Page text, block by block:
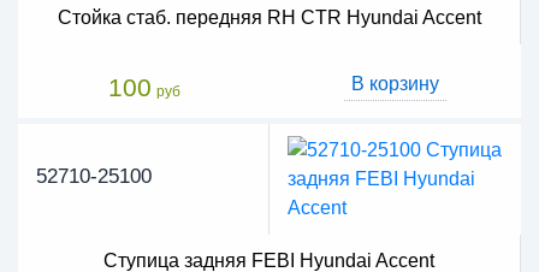
Стойка стаб. передняя RH CTR Hyundai Accent
100 руб В корзину
52710-25100
Ступица задняя FEBI Hyundai Accent